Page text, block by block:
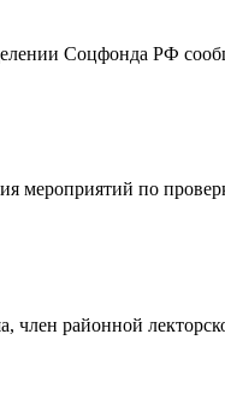
Соцфонда РФ
по
член районной